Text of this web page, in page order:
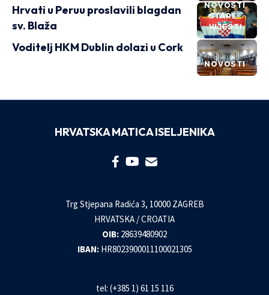
NOVOSTI
STARE
VIJESTI
Hrvati u Peruu proslavili blagdan
sv. Blaža
NOVOSTI
Voditelj HKM Dublin dolazi u Cork
HRVATSKA MATICA ISELJENIKA
Trg Stjepana Radića 3, 10000 ZAGREB
HRVATSKA / CROATIA
OIB: 28639480902
IBAN: HR8023900011100021305
tel: (+385 1) 61 15 116